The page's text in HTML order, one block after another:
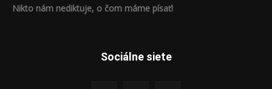
Nikto nám nediktuje, o čom máme písať!
Sociálne siete